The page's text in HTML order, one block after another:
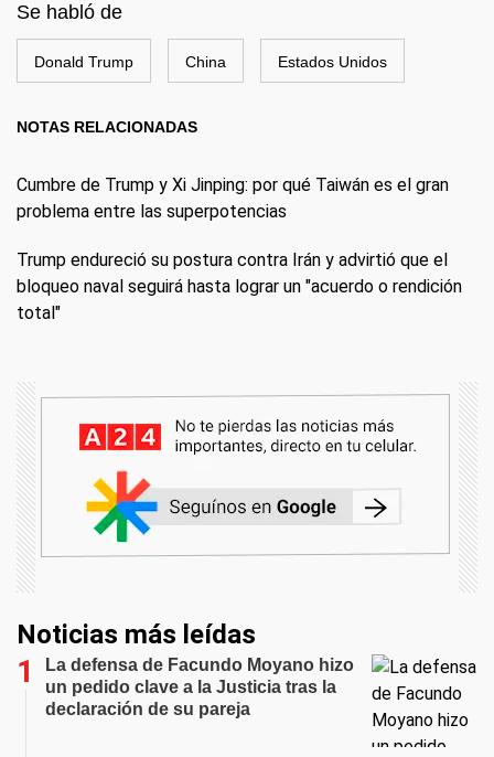
Se habló de
Donald Trump China Estados Unidos
NOTAS RELACIONADAS
Cumbre de Trump y Xi Jinping: por qué Taiwán es el gran
problema entre las superpotencias
Trump endureció su postura contra Irán y advirtió que el
bloqueo naval seguirá hasta lograr un "acuerdo o rendición
total"
Noticias más leídas
La defensa de Facundo Moyano hizo
un pedido clave a la Justicia tras la
declaración de su pareja